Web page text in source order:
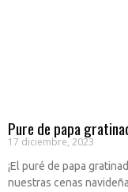
Pure de papa
17 diciembre, 2023
¡El puré de papa
nuestras cenas